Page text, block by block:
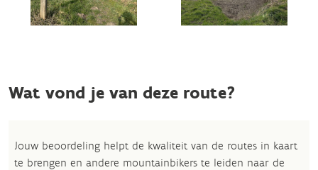
Wat vond je van deze route?
Jouw beoordeling helpt de kwaliteit van de routes in kaart
te brengen en andere mountainbikers te leiden naar de